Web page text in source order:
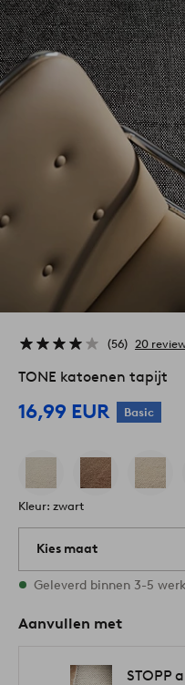
56 20
TONE katoenen tapijt
16,99 EUR Basic
Kleur: zwart
Kies maat
Alle maten zijn op
Geleverd binnen 3-5
Aanvullen met
STOPP